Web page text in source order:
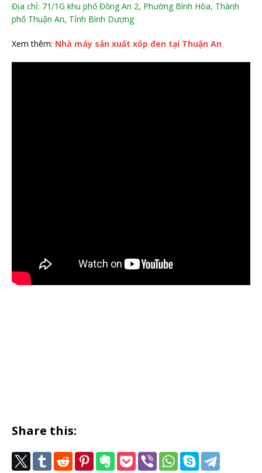
Địa chỉ: 71/1G khu phố Đồng An 2, Phường Bình Hòa, Thành
phố Thuận An, Tỉnh Bình Dương
Xem thêm: Nhà máy sản xuất xốp đen tại Thuận An
Share this: